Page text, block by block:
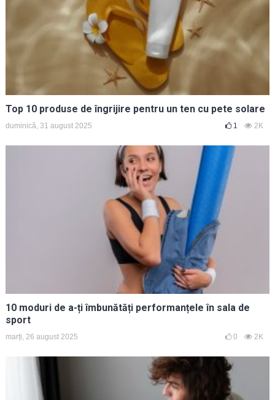
Top 10 produse de îngrijire pentru un ten cu pete solare
duminică, 31 august 2025 1 2K
10 moduri de a-ți îmbunătăți performanțele în sala de
sport
marți, 26 august 2025 0 2K